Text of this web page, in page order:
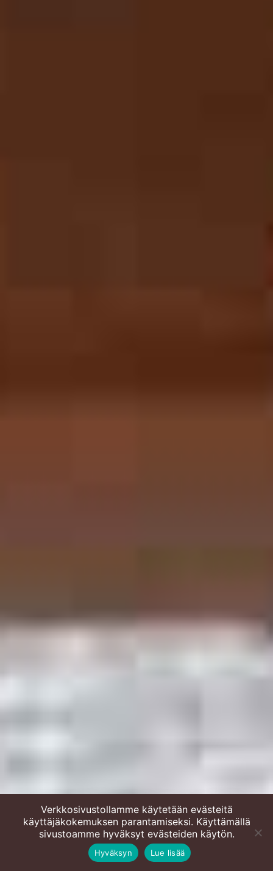
Juustoiset teeleivät
Verkkosivustollamme käytetään evästeitä
käyttäjäkokemuksen parantamiseksi. Käyttämällä
sivustoamme hyväksyt evästeiden käytön.
Hyväksyn Lue lisää